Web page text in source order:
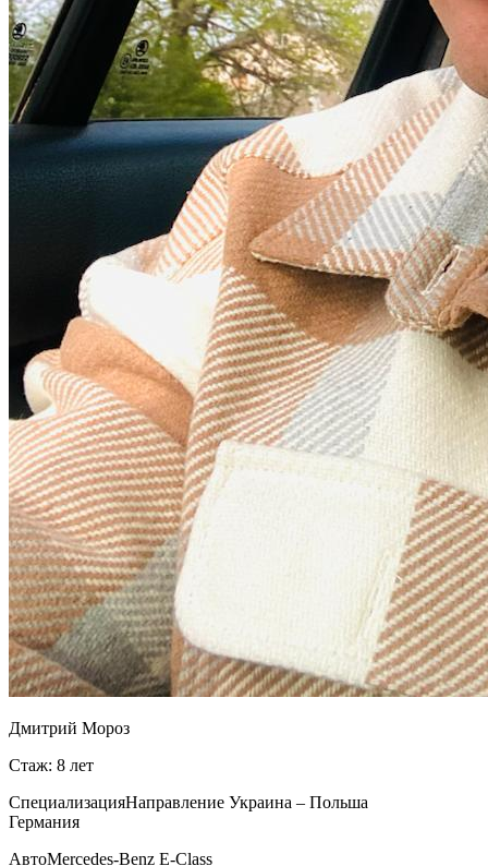
Дмитрий Мороз
Стаж: 8 лет
СпециализацияНаправление Украина – Польша
Германия
АвтоMercedes-Benz E-Class